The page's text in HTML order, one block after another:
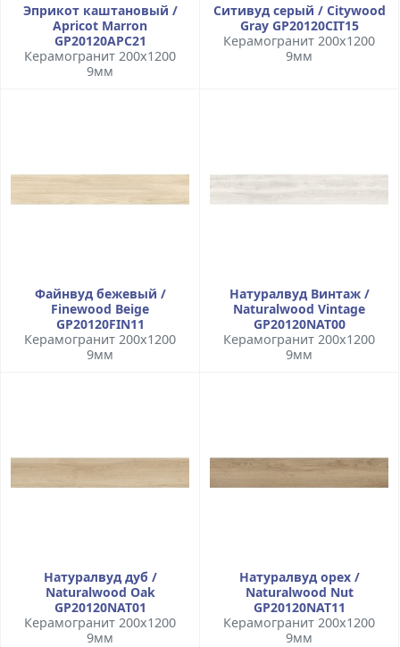
Эприкот каштановый /
Apricot Marron
GP20120APC21
Керамогранит 200x1200
9мм
Ситивуд серый / Citywood
Gray GP20120CIT15
Керамогранит 200x1200
9мм
Файнвуд бежевый /
Finewood Beige
GP20120FIN11
Керамогранит 200x1200
9мм
Натуралвуд Винтаж /
Naturalwood Vintage
GP20120NAT00
Керамогранит 200x1200
9мм
Натуралвуд дуб /
Naturalwood Oak
GP20120NAT01
Керамогранит 200x1200
9мм
Натуралвуд орех /
Naturalwood Nut
GP20120NAT11
Керамогранит 200x1200
9мм